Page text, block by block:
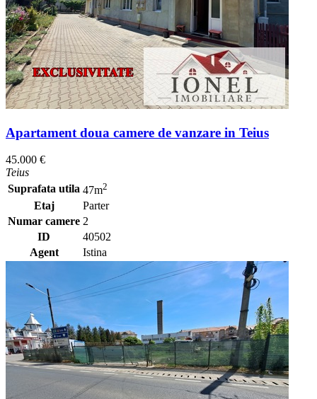
Apartament doua camere de vanzare in Teius
45.000 €
Teius
Suprafata utila 47m2
Etaj
Parter
Numar camere 2
ID
40502
Agent
Istina